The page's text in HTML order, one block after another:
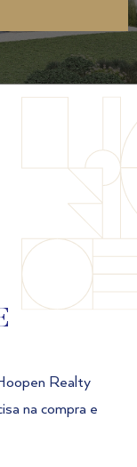
Realty
na compra e